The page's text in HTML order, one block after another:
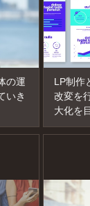
の運
いき
LP制作
改変を
大化を